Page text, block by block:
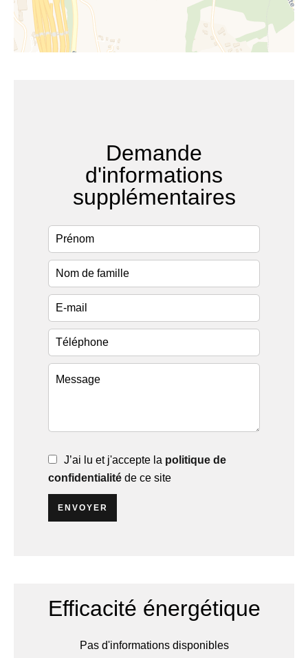
Demande
d'informations
supplémentaires
J’ai lu et j'accepte la politique de
confidentialité de ce site
ENVOYER
Efficacité énergétique
Pas d'informations disponibles